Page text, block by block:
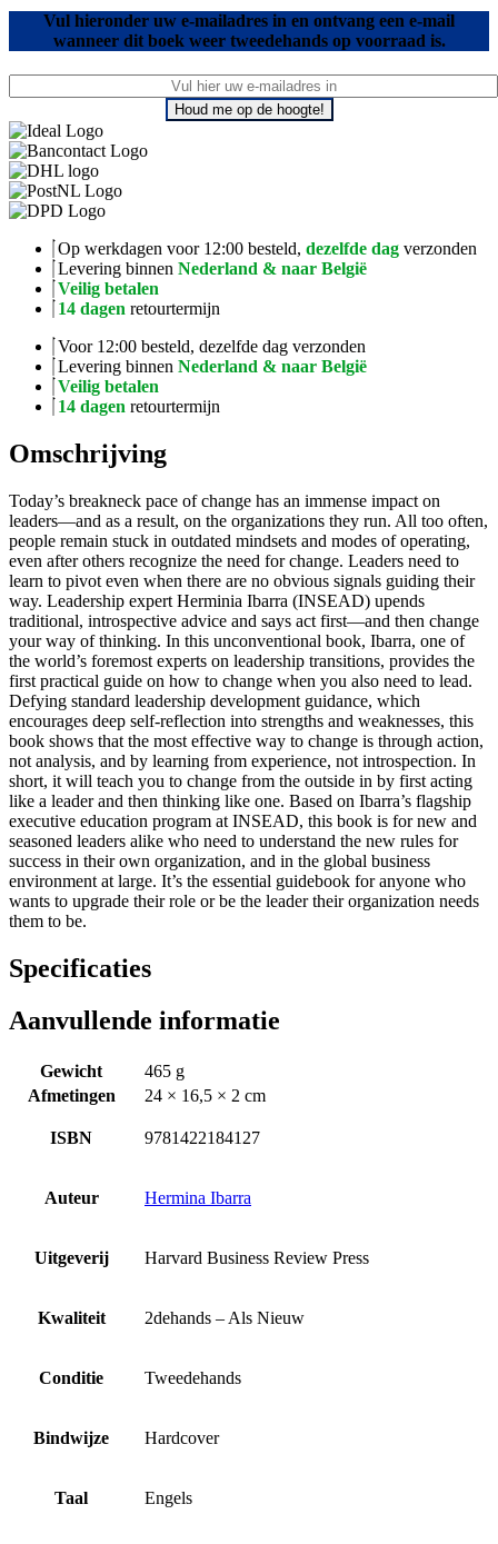
Vul hieronder uw e-mailadres in en ontvang een e-mail
wanneer dit boek weer tweedehands op voorraad is.
Houd me op de hoogte!
Op werkdagen voor 12:00 besteld, dezelfde dag verzonden
Levering binnen Nederland & naar België
Veilig betalen
14 dagen retourtermijn
Voor 12:00 besteld, dezelfde dag verzonden
Levering binnen Nederland & naar België
Veilig betalen
14 dagen retourtermijn
Omschrijving
Today’s breakneck pace of change has an immense impact on
leaders—and as a result, on the organizations they run. All too often,
people remain stuck in outdated mindsets and modes of operating,
even after others recognize the need for change. Leaders need to
learn to pivot even when there are no obvious signals guiding their
way. Leadership expert Herminia Ibarra (INSEAD) upends
traditional, introspective advice and says act first—and then change
your way of thinking. In this unconventional book, Ibarra, one of
the world’s foremost experts on leadership transitions, provides the
first practical guide on how to change when you also need to lead.
Defying standard leadership development guidance, which
encourages deep self-reflection into strengths and weaknesses, this
book shows that the most effective way to change is through action,
not analysis, and by learning from experience, not introspection. In
short, it will teach you to change from the outside in by first acting
like a leader and then thinking like one. Based on Ibarra’s flagship
executive education program at INSEAD, this book is for new and
seasoned leaders alike who need to understand the new rules for
success in their own organization, and in the global business
environment at large. It’s the essential guidebook for anyone who
wants to upgrade their role or be the leader their organization needs
them to be.
Specificaties
Aanvullende informatie
Gewicht
465 g
Afmetingen
24 × 16,5 × 2 cm
ISBN 9781422184127
Auteur Hermina Ibarra
Uitgeverij Harvard Business Review Press
Kwaliteit 2dehands – Als Nieuw
Conditie Tweedehands
Bindwijze Hardcover
Taal Engels